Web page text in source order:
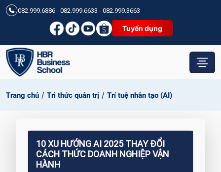
082.999.6886 - 082.999.6633 - 082.999.3663
Tuyển dụng
Trang chủ / Tri thức quản trị / Trí tuệ nhân tạo (AI)
10 XU HƯỚNG AI 2025 THAY ĐỔI
CÁCH THỨC DOANH NGHIỆP VẬN
HÀNH